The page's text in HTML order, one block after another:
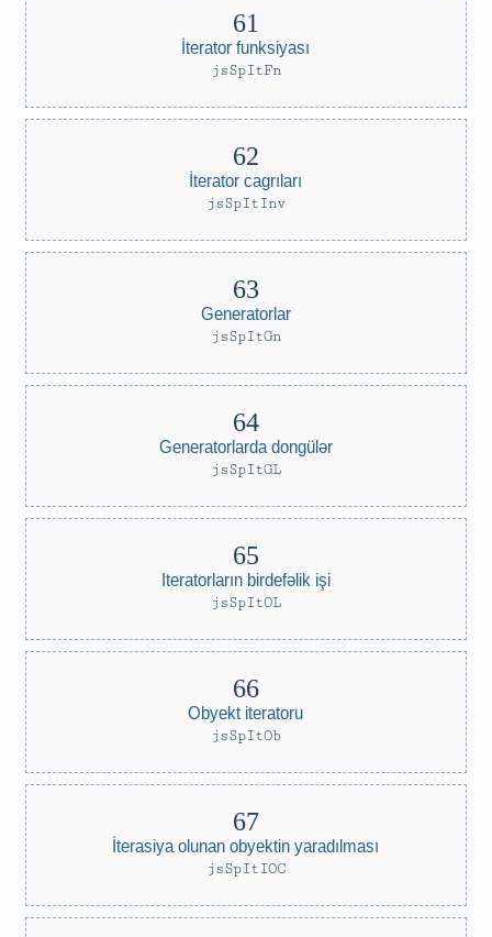
İterator funksiyası
jsSpItFn
İterator cagrıları
jsSpItInv
Generatorlar
jsSpItGn
Generatorlarda dongülər
jsSpItGL
Iteratorların birdefəlik işi
jsSpItOL
Obyekt iteratoru
jsSpItOb
İterasiya olunan obyektin yaradılması
jsSpItIOC